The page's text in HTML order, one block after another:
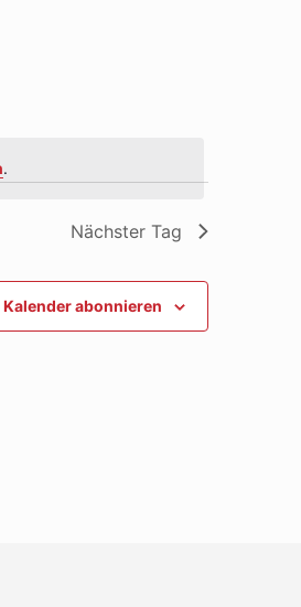
.
Nächster Tag
Kalender abonnieren